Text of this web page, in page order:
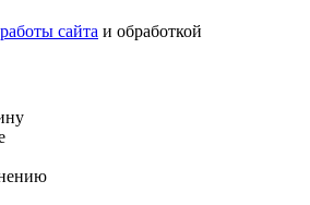
сайта и обработкой